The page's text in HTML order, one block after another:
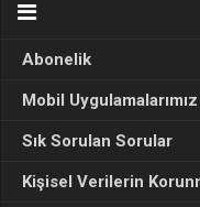
Abonelik
Mobil Uygulamalarımız
Sık Sorulan Sorular
Kişisel Verilerin